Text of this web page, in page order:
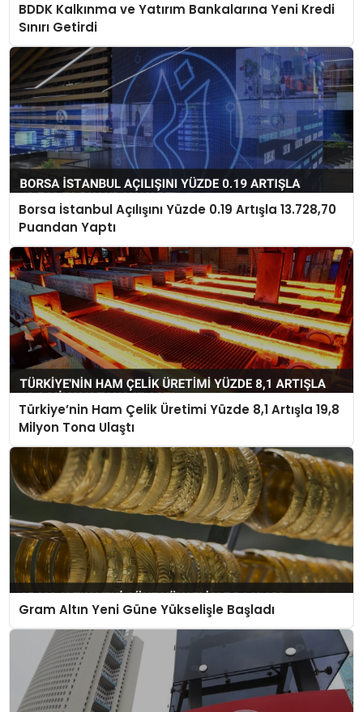
BDDK Kalkınma ve Yatırım Bankalarına Yeni Kredi
Sınırı Getirdi
Borsa İstanbul Açılışını Yüzde 0.19 Artışla 13.728,70
Puandan Yaptı
Türkiye’nin Ham Çelik Üretimi Yüzde 8,1 Artışla 19,8
Milyon Tona Ulaştı
Gram Altın Yeni Güne Yükselişle Başladı